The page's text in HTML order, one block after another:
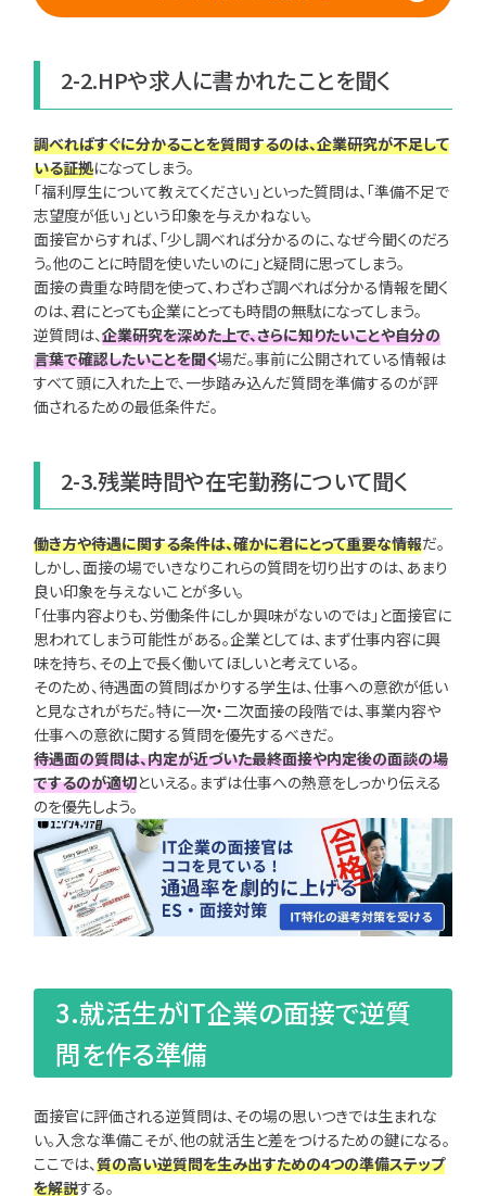
2-2.HPや求人に書かれたことを聞く
調べればすぐに分かることを質問するのは、企業研究が不足して
いる証拠になってしまう。
「福利厚生について教えてください」といった質問は、「準備不足で
志望度が低い」という印象を与えかねない。
面接官からすれば、「少し調べれば分かるのに、なぜ今聞くのだろ
う。他のことに時間を使いたいのに」と疑問に思ってしまう。
面接の貴重な時間を使って、わざわざ調べれば分かる情報を聞く
のは、君にとっても企業にとっても時間の無駄になってしまう。
逆質問は、企業研究を深めた上で、さらに知りたいことや自分の
言葉で確認したいことを聞く場だ。事前に公開されている情報は
すべて頭に入れた上で、一歩踏み込んだ質問を準備するのが評
価されるための最低条件だ。
2-3.残業時間や在宅勤務について聞く
働き方や待遇に関する条件は、確かに君にとって重要な情報だ。
しかし、面接の場でいきなりこれらの質問を切り出すのは、あまり
良い印象を与えないことが多い。
「仕事内容よりも、労働条件にしか興味がないのでは」と面接官に
思われてしまう可能性がある。企業としては、まず仕事内容に興
味を持ち、その上で長く働いてほしいと考えている。
そのため、待遇面の質問ばかりする学生は、仕事への意欲が低い
と見なされがちだ。特に一次・二次面接の段階では、事業内容や
仕事への意欲に関する質問を優先するべきだ。
待遇面の質問は、内定が近づいた最終面接や内定後の面談の場
でするのが適切といえる。まずは仕事への熱意をしっかり伝える
のを優先しよう。
3.就活生がIT企業の面接で逆質
問を作る準備
面接官に評価される逆質問は、その場の思いつきでは生まれな
い。入念な準備こそが、他の就活生と差をつけるための鍵になる。
ここでは、質の高い逆質問を生み出すための4つの準備ステップ
を解説する。